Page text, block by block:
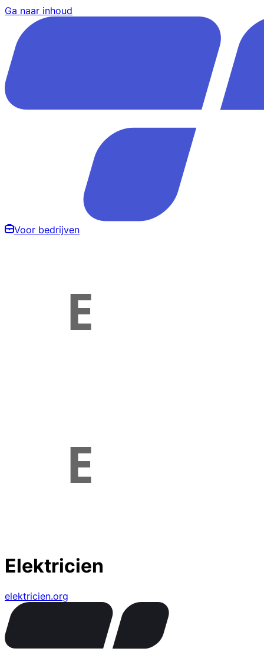
Ga naar inhoud
Voor bedrijven
Elektricien
elektricien.org